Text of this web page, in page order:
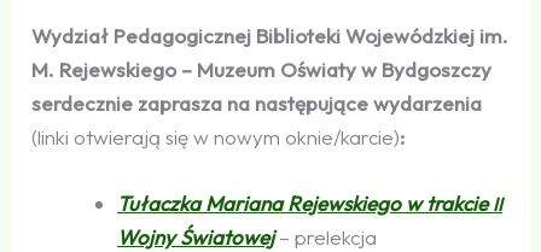
Wydział Pedagogicznej Biblioteki Wojewódzkiej im.
M. Rejewskiego – Muzeum Oświaty w Bydgoszczy
serdecznie zaprasza na następujące wydarzenia
(linki otwierają się w nowym oknie/karcie):
Tułaczka Mariana Rejewskiego w trakcieII
Wojny Światowej– prelekcja